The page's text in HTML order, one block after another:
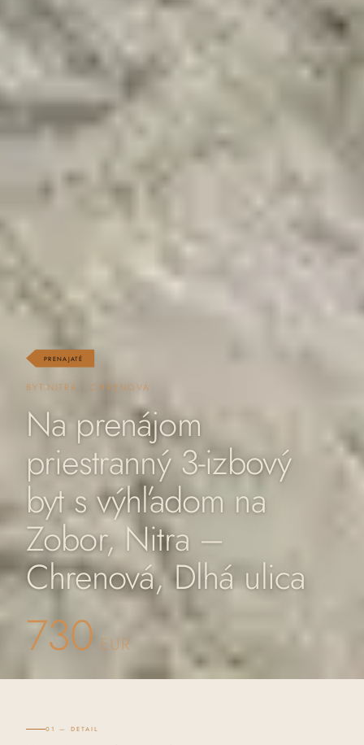
PRENAJATÉ
BYT NITRA · CHRENOVÁ
Na prenájom
priestranný 3-izbový
byt s výhľadom na
Zobor, Nitra –
Chrenová, Dlhá ulica
730 EUR
01 — DETAIL